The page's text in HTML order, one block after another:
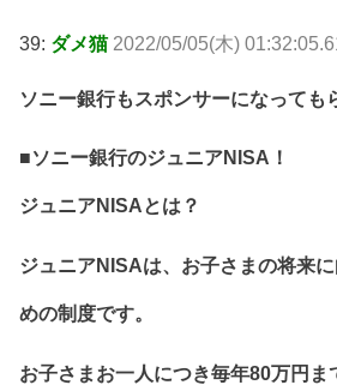
39: ダメ猫 2022/05/05(木)
ソニー銀行もスポンサーになっても
■ソニー銀行のジュニアNISA！
ジュニアNISAとは？
ジュニアNISAは、お子さまの将来
めの制度です。
お子さまお一人につき毎年80万円ま